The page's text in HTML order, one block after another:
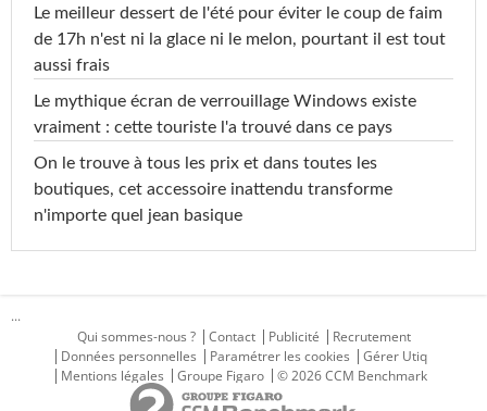
Le meilleur dessert de l'été pour éviter le coup de faim
de 17h n'est ni la glace ni le melon, pourtant il est tout
aussi frais
Le mythique écran de verrouillage Windows existe
vraiment : cette touriste l'a trouvé dans ce pays
On le trouve à tous les prix et dans toutes les
boutiques, cet accessoire inattendu transforme
n'importe quel jean basique
...
Qui sommes-nous ?
Contact Publicité
Recrutement
Données personnelles
Paramétrer les cookies
Gérer Utiq
Mentions légales
Groupe Figaro © 2026 CCM Benchmark